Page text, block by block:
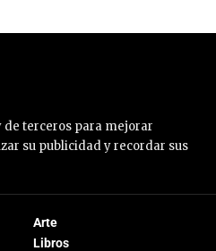
terceros para mejorar
su publicidad y recordar sus
Arte
Libros